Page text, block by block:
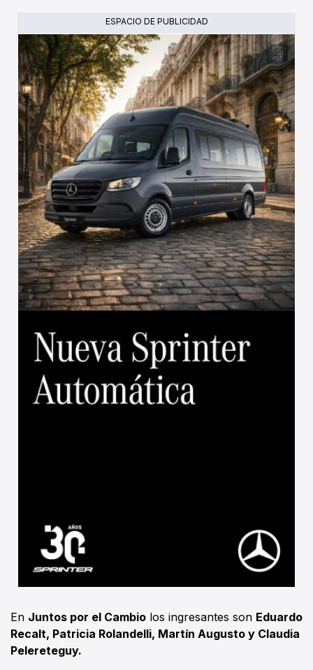
ESPACIO DE PUBLICIDAD
En Juntos por el Cambio los ingresantes son Eduardo
Recalt, Patricia Rolandelli, Martín Augusto y Claudia
Pelereteguy.